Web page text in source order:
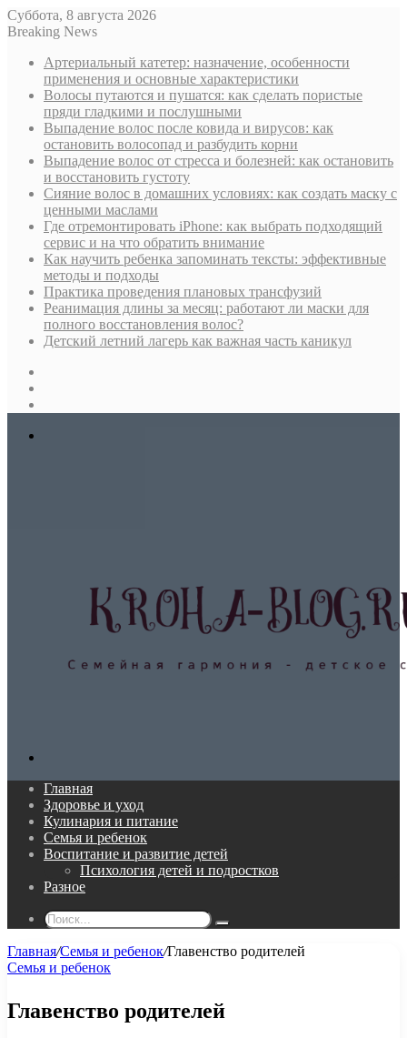
Суббота, 8 августа 2026
Breaking News
Артериальный катетер: назначение, особенности
применения и основные характеристики
Волосы путаются и пушатся: как сделать пористые
пряди гладкими и послушными
Выпадение волос после ковида и вирусов: как
остановить волосопад и разбудить корни
Выпадение волос от стресса и болезней: как остановить
и восстановить густоту
Сияние волос в домашних условиях: как создать маску с
ценными маслами
Где отремонтировать iPhone: как выбрать подходящий
сервис и на что обратить внимание
Как научить ребенка запоминать тексты: эффективные
методы и подходы
Практика проведения плановых трансфузий
Реанимация длины за месяц: работают ли маски для
полного восстановления волос?
Детский летний лагерь как важная часть каникул
Главная
Здоровье и уход
Кулинария и питание
Семья и ребенок
Воспитание и развитие детей
Психология детей и подростков
Разное
Поиск...
Главная/Семья и ребенок/Главенство родителей
Семья и ребенок
Главенство родителей